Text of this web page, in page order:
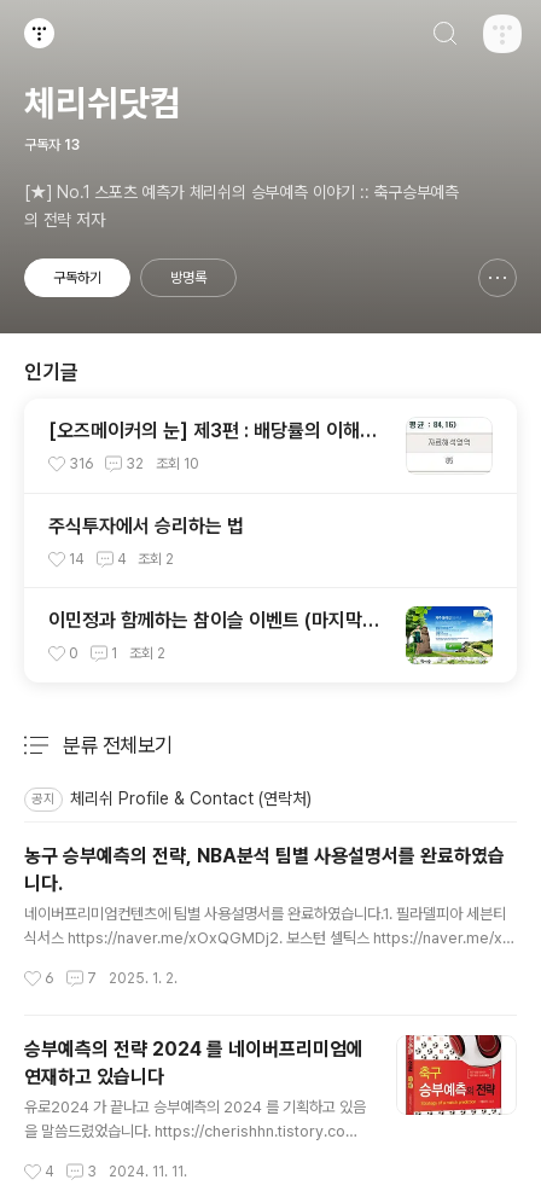
체리쉬닷컴
구독자 13
[★] No.1 스포츠 예측가 체리쉬의 승부예측 이야기 :: 축구승부예측
의 전략 저자
구독하기 방명록
인기글
[오즈메이커의 눈] 제3편 : 배당률의 이해와
독해, 그리고 배당분석
316 32 조회 10
주식투자에서 승리하는 법
14 4 조회 2
이민정과 함께하는 참이슬 이벤트 (마지막
주)0 1 조회 2
분류 전체보기
공지 체리쉬 Profile & Contact (연락처)
농구 승부예측의 전략, NBA분석 팀별 사용설명서를 완료하였습
니다.
네이버프리미엄컨텐츠에 팀별 사용설명서를 완료하였습니다.​1. 필라델피아 세븐티
식서스 https://naver.me/xOxQGMDj2. 보스턴 셀틱스 https://naver.me/xO
버울브스 https://naver.me/GRo3de5v5. 워싱턴 위저즈 https://naver.me/G
스 https://naver.me/5PVwOdll8. 포틀랜드 트레이블레이저스 https://naver.
me/FEUTPeVX9. 올랜도 매직 https://naver.me/5fIWYTOM (무료공개)10.
LA클리퍼스 https:/..
6 7 2025. 1. 2.
승부예측의 전략 2024 를 네이버프리미엄에
연재하고 있습니다
유로2024 가 끝나고 승부예측의 2024 를 기획하고 있음
을 말씀드렸었습니다. https://cherishhn.tistory.com/
8%EC%B8%A1%EC%9D%98-%EC%A0%84%E
4 3 2024. 11. 11.